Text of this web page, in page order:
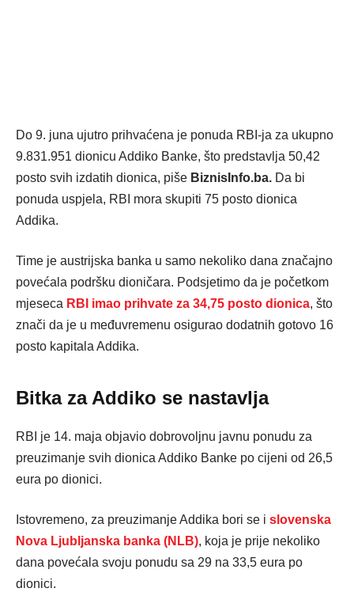
Do 9. juna ujutro prihvaćena je ponuda RBI-ja za ukupno
9.831.951 dionicu Addiko Banke, što predstavlja 50,42
posto svih izdatih dionica, piše BiznisInfo.ba. Da bi
ponuda uspjela, RBI mora skupiti 75 posto dionica
Addika.
Time je austrijska banka u samo nekoliko dana značajno
povećala podršku dioničara. Podsjetimo da je početkom
mjeseca RBI imao prihvate za 34,75 posto dionica, što
znači da je u međuvremenu osigurao dodatnih gotovo 16
posto kapitala Addika.
Bitka za Addiko se nastavlja
RBI je 14. maja objavio dobrovoljnu javnu ponudu za
preuzimanje svih dionica Addiko Banke po cijeni od 26,5
eura po dionici.
Istovremeno, za preuzimanje Addika bori se i slovenska
Nova Ljubljanska banka (NLB), koja je prije nekoliko
dana povećala svoju ponudu sa 29 na 33,5 eura po
dionici.